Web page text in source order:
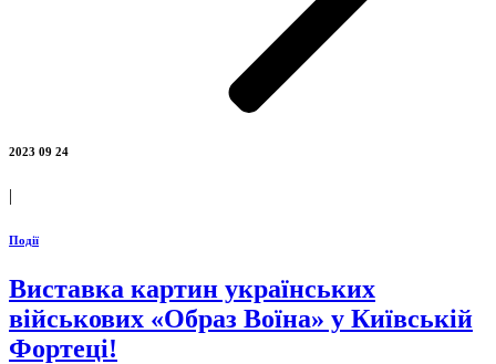
2023 09 24
|
Події
Виставка картин українських
військових «Образ Воїна» у Київській
Фортеці!